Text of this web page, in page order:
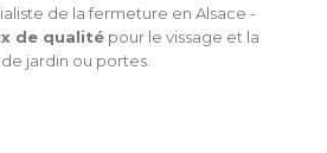
de la fermeture en Alsace -
de qualité pour le vissage et la
jardin ou portes.